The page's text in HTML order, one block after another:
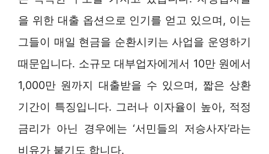
을 위한 대출 옵션으로 인기를 얻고 있으며, 이는
그들이 매일 현금을 순환시키는 사업을 운영하기
때문입니다. 소규모 대부업자에게서 10만 원에서
1,000만 원까지 대출받을 수 있으며, 짧은 상환
기간이 특징입니다. 그러나 이자율이 높아, 적정
금리가 아닌 경우에는 ‘서민들의 저승사자’라는
비유가 붙기도 합니다.